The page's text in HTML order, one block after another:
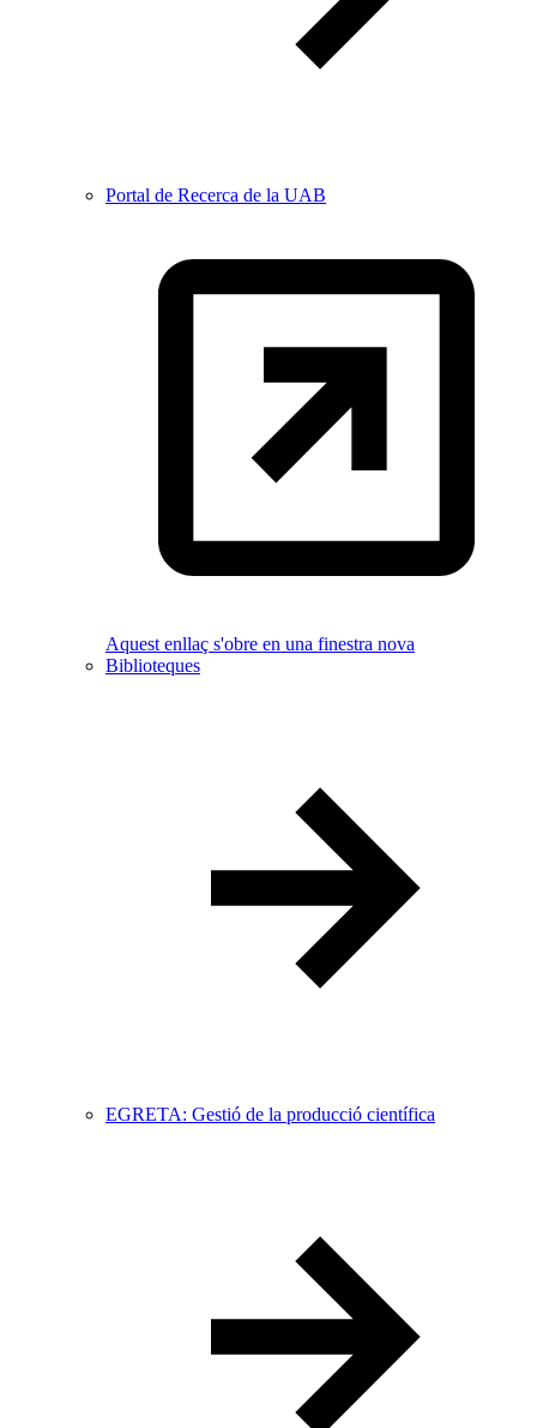
Portal de Recerca de la UAB
Aquest enllaç s'obre en una finestra nova
Biblioteques
EGRETA: Gestió de la producció científica